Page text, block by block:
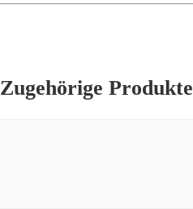
Zugehörige Produkte